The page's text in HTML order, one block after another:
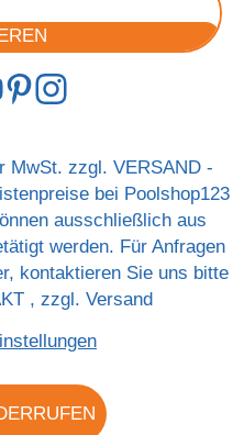
MwSt. zzgl. VERSAND -
bei Poolshop123
ausschließlich aus
werden. Für Anfragen
kontaktieren Sie uns bitte
, zzgl. Versand